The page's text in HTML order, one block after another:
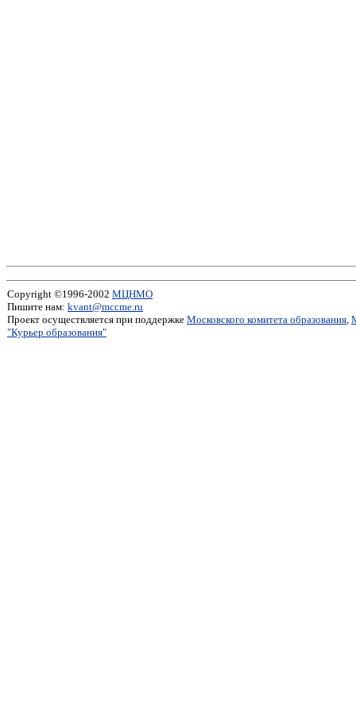
Copyright ©1996-2002 МЦНМО
Пишите нам: kvant@mccme.ru
Проект осуществляется при поддержке Московского комитета образования,
"Курьер образования"